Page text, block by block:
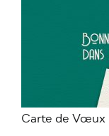
Carte de Vœux